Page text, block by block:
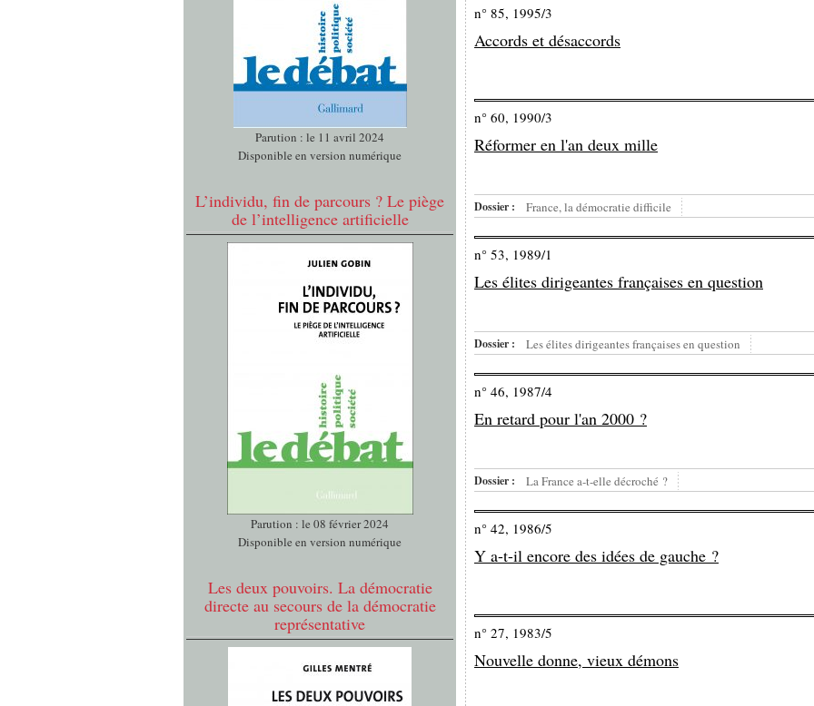
Parution : le 11 avril 2024
Disponible en version numérique
L’individu, fin de parcours ? Le piège
de l’intelligence artificielle
Parution : le 08 février 2024
Disponible en version numérique
Les deux pouvoirs. La démocratie
directe au secours de la démocratie
représentative
n° 85, 1995/3
Accords et désaccords
n° 60, 1990/3
Réformer en l'an deux mille
Dossier : France, la démocratie difficile
n° 53, 1989/1
Les élites dirigeantes françaises en question
Dossier : Les élites dirigeantes françaises en question
n° 46, 1987/4
En retard pour l'an 2000 ?
Dossier : La France a-t-elle décroché ?
n° 42, 1986/5
Y a-t-il encore des idées de gauche ?
n° 27, 1983/5
Nouvelle donne, vieux démons